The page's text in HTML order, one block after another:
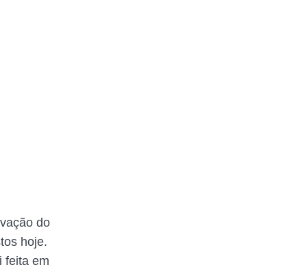
do
hoje.
feita em